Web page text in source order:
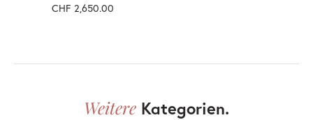
CHF 2,650.00
Weitere Kategorien.